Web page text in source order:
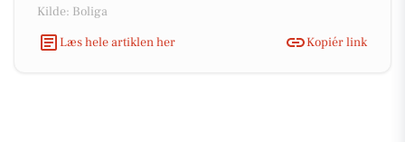
Kilde: Boliga
Læs hele artiklen her
Kopiér link